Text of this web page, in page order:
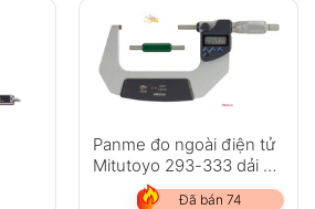
Panme đo ngoài điện tử
Mitutoyo 293-333 dải đo
75-100mm
Đã bán 74